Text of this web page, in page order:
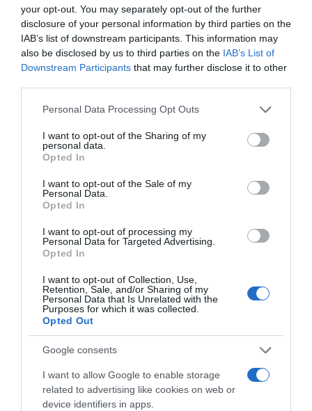
your opt-out. You may separately opt-out of the further
disclosure of your personal information by third parties on the
IAB’s list of downstream participants. This information may
also be disclosed by us to third parties on the IAB’s List of
Downstream Participants that may further disclose it to other
Please note that this website/app uses one or more Google
not limited to your visit or usage behaviour. You may click to
grant or deny consent to Google and its third-party tags to
use your data for below specified purposes in below Google
consent section.
Personal Data Processing Opt Outs
I want to opt-out of the Sharing of my
personal data.
Opted In
I want to opt-out of the Sale of my
Personal Data.
Opted In
I want to opt-out of processing my
Personal Data for Targeted Advertising.
Opted In
I want to opt-out of Collection, Use,
Retention, Sale, and/or Sharing of my
Personal Data that Is Unrelated with the
Purposes for which it was collected.
Opted Out
Google consents
I want to allow Google to enable storage
related to advertising like cookies on web or
device identifiers in apps.
ΑΘΛΗΤΙΚΑ
Ινφαντίνο: Διαψεύδει τις καταγγελίες
περί… ερωμένης και αποζημίωσή της
από την UEFA